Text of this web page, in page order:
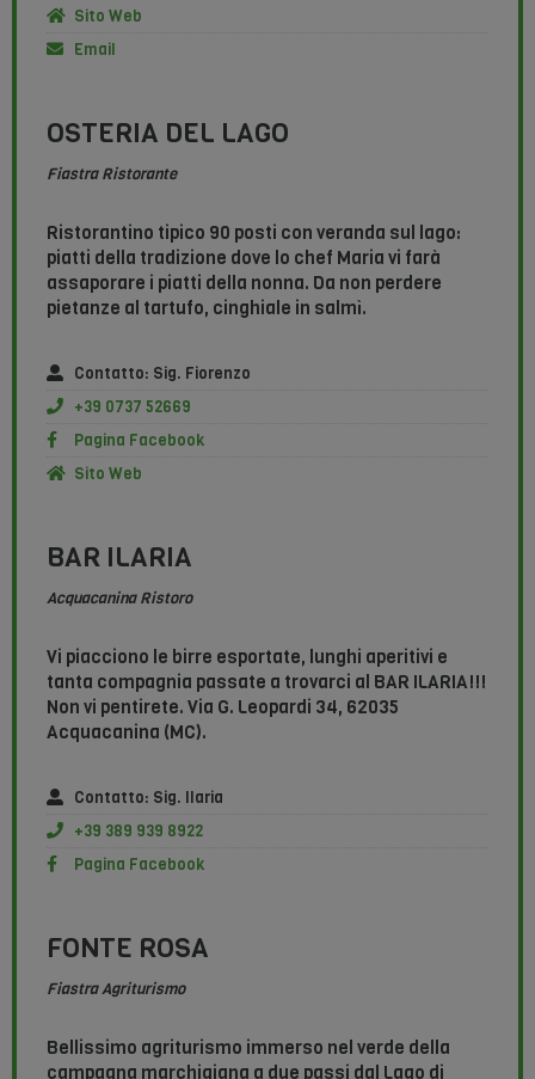
Sito Web
Email
OSTERIA DEL LAGO
Fiastra Ristorante
Ristorantino tipico 90 posti con veranda sul lago:
piatti della tradizione dove lo chef Maria vi farà
assaporare i piatti della nonna. Da non perdere
pietanze al tartufo, cinghiale in salmì.
Contatto: Sig. Fiorenzo
+39 0737 52669
Pagina Facebook
Sito Web
BAR ILARIA
Acquacanina Ristoro
Vi piacciono le birre esportate, lunghi aperitivi e
tanta compagnia passate a trovarci al BAR ILARIA!!!
Non vi pentirete. Via G. Leopardi 34, 62035
Acquacanina (MC).
Contatto: Sig. Ilaria
+39 389 939 8922
Pagina Facebook
FONTE ROSA
Fiastra Agriturismo
Bellissimo agriturismo immerso nel verde della
campagna marchigiana a due passi dal Lago di